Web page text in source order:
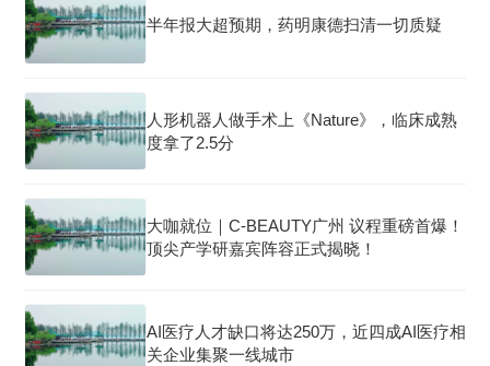
半年报大超预期，药明康德扫清一切质疑
人形机器人做手术上《Nature》，临床成熟
度拿了2.5分
大咖就位｜C-BEAUTY广州 议程重磅首爆！
顶尖产学研嘉宾阵容正式揭晓！
AI医疗人才缺口将达250万，近四成AI医疗相
关企业集聚一线城市